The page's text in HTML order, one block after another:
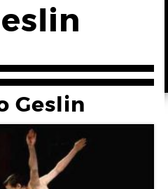
Geslin